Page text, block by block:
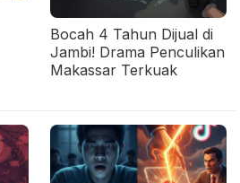
Bocah 4 Tahun Dijual di
Jambi! Drama Penculikan
Makassar Terkuak